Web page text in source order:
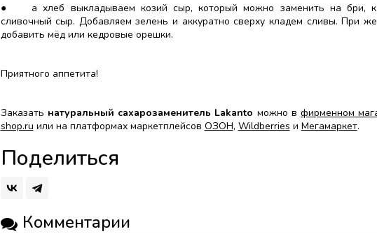
●
а хлеб выкладываем козий сыр, который можно заменить на бри,
сливочный сыр. Добавляем зелень и аккуратно сверху кладем сливы. При
добавить мёд или кедровые орешки.
Приятного аппетита!
Заказать натуральный сахарозаменитель Lakanto можно в фирменном
shop.ru или на платформах маркетплейсов ОЗОН, Wildberries и Мегамаркет.
Поделиться
Комментарии